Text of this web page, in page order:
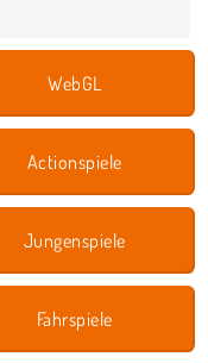
WebGL
Actionspiele
Jungenspiele
Fahrspiele